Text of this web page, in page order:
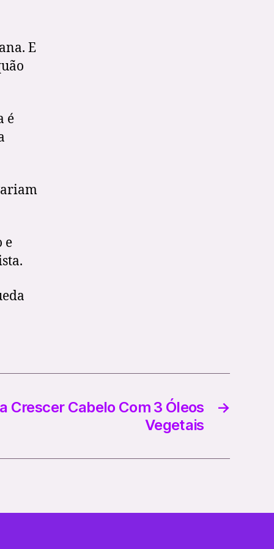
E
é
e
→
Crescer Cabelo Com 3 Óleos
Vegetais